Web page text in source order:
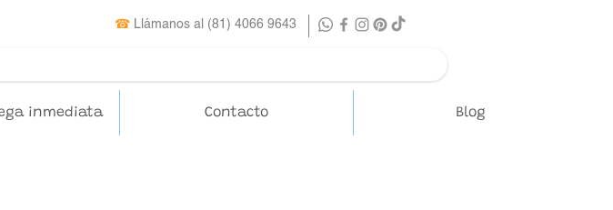
☎ Llámanos al (81) 4066 9643
inmediata Contacto Blog